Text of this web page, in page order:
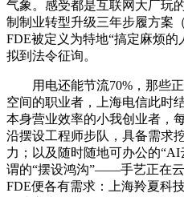
气象。感受都是互联网大厂玩
制制业转型升级三年步履方案
FDE被定义为特地“搞定麻烦
拟到法令征询。
用电还能节流70%，那些正
空间的职业者，上海电信此时
本身营业效率的小我创业者，
沿摆设工程师步队，具备需求
力；以及随时随地可办公的
谓的“摆设鸿沟”——手艺正在
FDE便各有需求：上海羚夏科